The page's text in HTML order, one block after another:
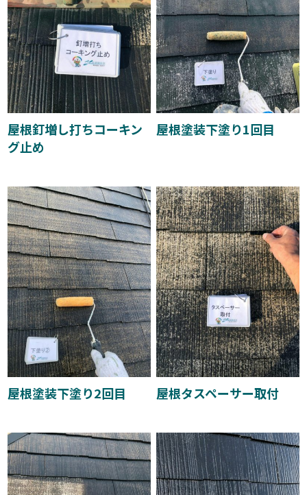
屋根釘増し打ちコーキン
グ止め
屋根塗装下塗り1回目
屋根塗装下塗り2回目 屋根タスペーサー取付